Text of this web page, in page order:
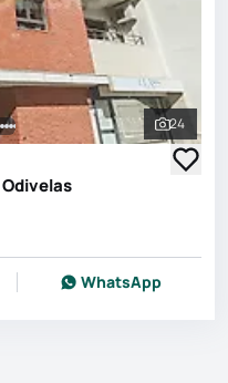
Ver
24
WhatsApp